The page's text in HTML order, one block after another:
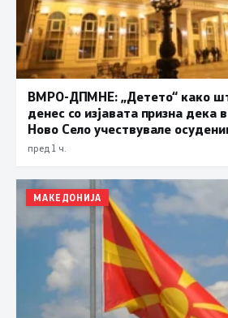
ВМРО-ДПМНЕ: „Детето“ како
денес со изјавата призна дека
Ново Село учествувале
ова е талогот на Македонија
пред 1 ч.
МАКЕДОНИЈА